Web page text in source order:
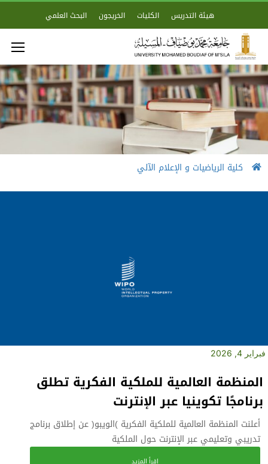
هيئة التدريس الكليات الخريجون البحث العلمي
كلية الرياضيات و الإعلام الآلي
فبراير 4, 2026
المنظمة العالمية للملكية الفكرية تطلق
برنامجًا تكوينيا عبر الإنترنت
أعلنت المنظمة العالمية للملكية الفكرية )الويبو( عن إطلاق برنامج
تدريبي وتعليمي عبر الإنترنت حول الملكية
إقرأ المزيد